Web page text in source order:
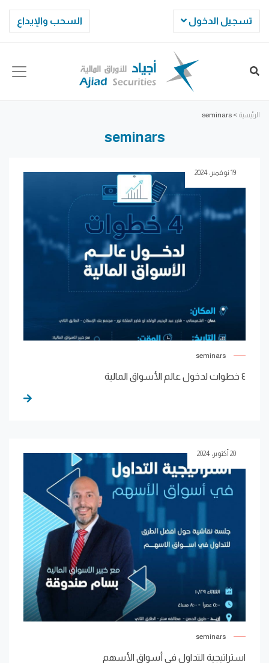
السحب والإيداع تسجيل الدخول
الرئيسية >
seminars
seminars
seminars
٤ خطوات لدخول عالم الأسواق المالية
19 نوفمبر، 2024
seminars
استراتيجية التداول في أسواق الأسهم
20 أكتوبر، 2024